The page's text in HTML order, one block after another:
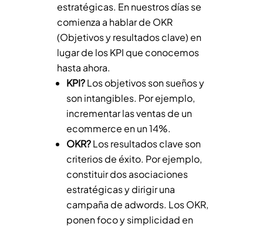
estratégicas. En nuestros días se
comienza a hablar de OKR
(Objetivos y resultados clave) en
lugar de los KPI que conocemos
hasta ahora.
KPI?Los objetivos son sueños y
son intangibles. Por ejemplo,
incrementar las ventas de un
ecommerce en un 14%.
OKR?Los resultados clave son
criterios de éxito. Por ejemplo,
constituir dos asociaciones
estratégicas y dirigir una
campaña de adwords. Los OKR,
ponen foco y simplicidad en